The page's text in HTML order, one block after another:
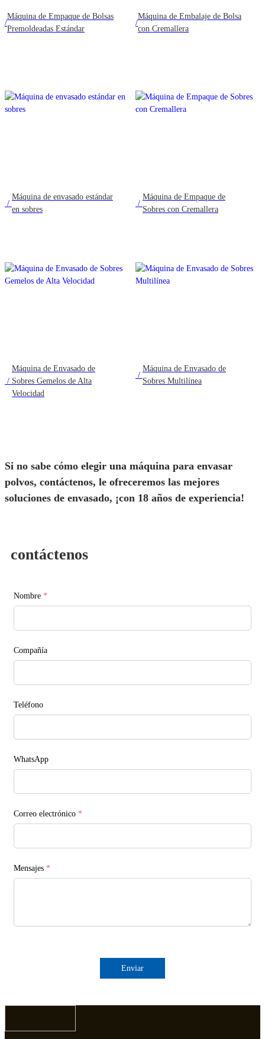
/
Máquina de Empaque de Bolsas
Premoldeadas Estándar
/
Máquina de Embalaje de Bolsa
con Cremallera
/
Máquina de envasado estándar
en sobres
/
Máquina de Empaque de
Sobres con Cremallera
/
Máquina de Envasado de
Sobres Gemelos de Alta
Velocidad
/
Máquina de Envasado de
Sobres Multilínea
Si no sabe cómo elegir una máquina para envasar
polvos, contáctenos, le ofreceremos las mejores
soluciones de envasado, ¡con 18 años de experiencia!
contáctenos
Nombre *
Compañía
Teléfono
WhatsApp
Correo electrónico *
Mensajes *
Enviar